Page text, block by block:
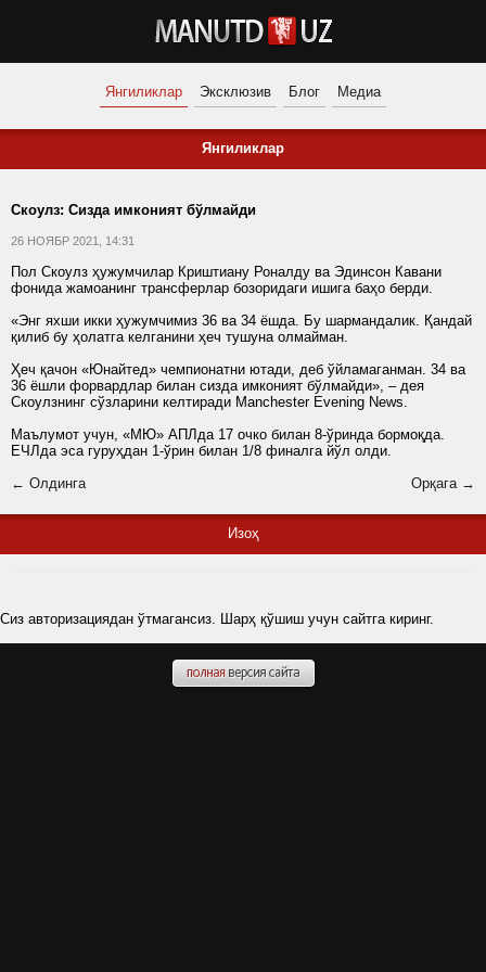
Янгиликлар Эксклюзив Блог Медиа
Янгиликлар
Скоулз: Cизда имконият бўлмайди
26 НОЯБР 2021, 14:31
Пол Скоулз ҳужумчилар Криштиану Роналду ва Эдинсон Кавани
фонида жамоанинг трансферлар бозоридаги ишига баҳо берди.
«Энг яхши икки ҳужумчимиз 36 ва 34 ёшда. Бу шармандалик. Қандай
қилиб бу ҳолатга келганини ҳеч тушуна олмайман.
Ҳеч қачон «Юнайтед» чемпионатни ютади, деб ўйламаганман. 34 ва
36 ёшли форвардлар билан сизда имконият бўлмайди», – дея
Скоулзнинг сўзларини келтиради Manchester Evening News.
Маълумот учун, «МЮ» АПЛда 17 очко билан 8-ўринда бормоқда.
ЕЧЛда эса гуруҳдан 1-ўрин билан 1/8 финалга йўл олди.
← Олдинга
Орқага →
Изоҳ
Сиз авторизациядан ўтмагансиз. Шарҳ қўшиш учун сайтга киринг.